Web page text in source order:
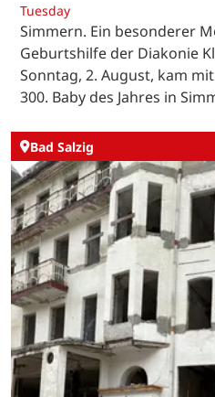
Tuesday
Simmern. Ein besonderer
Geburtshilfe der Diakonie
Sonntag, 2. August, kam
300. Baby des Jahres in
Bad Salzig